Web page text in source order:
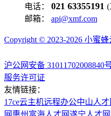
电话： 021 63355191 (
邮箱： api@xmf.com
Copyright © 2023-2026 小蜜
沪公网安备 31011702008840
服务许可证
友情链接：
17ce云主机远程办公中山人才
网 惠州富海人才网遂宁人才网